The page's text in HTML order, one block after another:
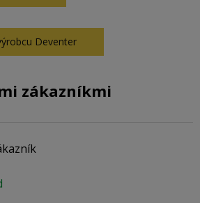
Deventer
zákazníkmi